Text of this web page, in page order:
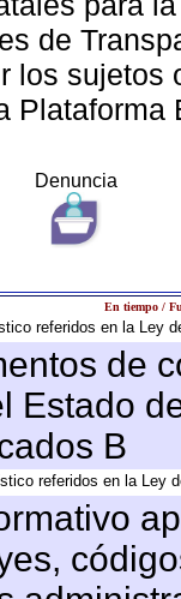
de
los sujetos
Plataforma
Denuncia
En tiempo /
referidos en la Ley
de
Estado
B
referidos en la Ley